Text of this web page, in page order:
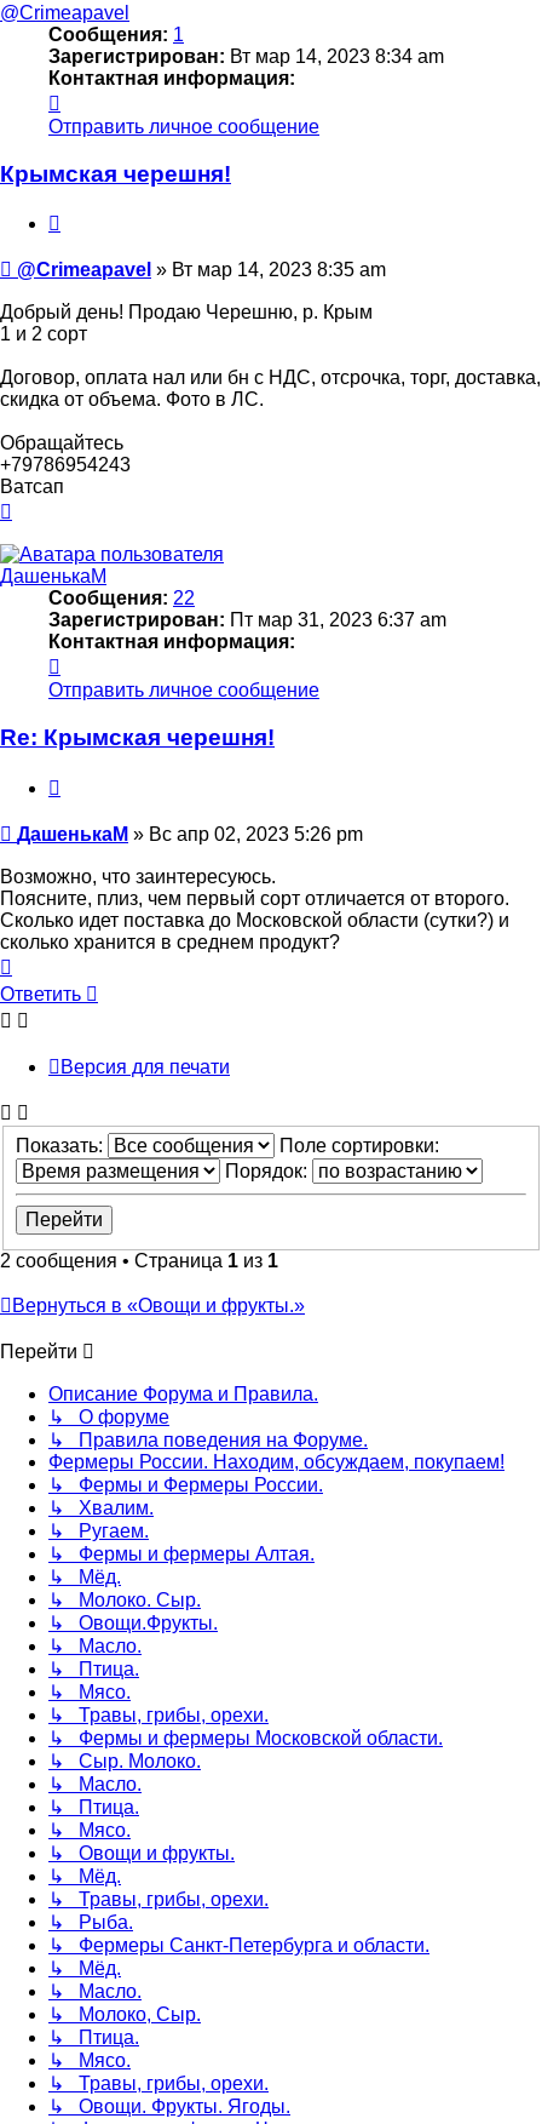
@Crimeapavel
Сообщения: 1
Зарегистрирован: Вт мар 14, 2023 8:34 am
Контактная информация:
информация
пользователя
Отправить личное сообщение
Крымская черешня!
Сообщение
@Crimeapavel » Вт мар 14, 2023 8:35 am
Добрый день! Продаю Черешню, р. Крым
1 и 2 сорт
Договор, оплата нал или бн с НДС, отсрочка, торг, доставка,
скидка от объема. Фото в ЛС.
Обращайтесь
+79786954243
Ватсап
началу
ДашенькаМ
Сообщения: 22
Зарегистрирован: Пт мар 31, 2023 6:37 am
Контактная информация:
информация
пользователя
Отправить личное сообщение
Re: Крымская черешня!
Сообщение
ДашенькаМ » Вс апр 02, 2023 5:26 pm
Возможно, что заинтересуюсь.
Поясните, плиз, чем первый сорт отличается от второго.
Сколько идет поставка до Московской области (сутки?) и
сколько хранится в среднем продукт?
к
началу
Ответить
Версия для печати
Показать:
Поле сортировки:
Порядок:
2 сообщения • Страница 1 из 1
Вернуться в «Овощи и фрукты.»
Перейти
Описание Форума и Правила.
↳ О форуме
↳ Правила поведения на Форуме.
Фермеры России. Находим, обсуждаем, покупаем!
↳ Фермы и Фермеры России.
↳ Хвалим.
↳ Ругаем.
↳ Фермы и фермеры Алтая.
↳ Мёд.
↳ Молоко. Сыр.
↳ Овощи.Фрукты.
↳ Масло.
↳ Птица.
↳ Мясо.
↳ Травы, грибы, орехи.
↳ Фермы и фермеры Московской области.
↳ Сыр. Молоко.
↳ Масло.
↳ Птица.
↳ Мясо.
↳ Овощи и фрукты.
↳ Мёд.
↳ Травы, грибы, орехи.
↳ Рыба.
↳ Фермеры Санкт-Петербурга и области.
↳ Мёд.
↳ Масло.
↳ Молоко, Сыр.
↳ Птица.
↳ Мясо.
↳ Травы, грибы, орехи.
↳ Овощи. Фрукты. Ягоды.